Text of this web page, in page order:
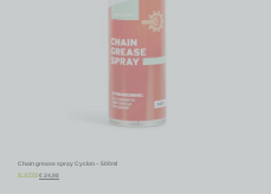
Chain grease spray Cyclon – 500ml
€ 27,75 € 24,98